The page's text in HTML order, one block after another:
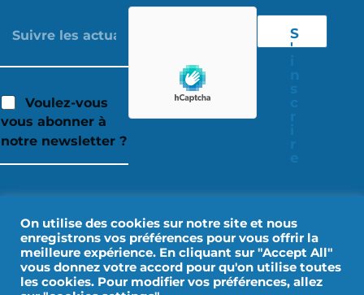
Voulez-vous
vous abonner à
notre newsletter ?
S
'
On utilise des cookies sur notre site et nous
enregistrons vos préférences pour vous offrir la
meilleure expérience. En cliquant sur "Accept All"
vous donnez votre accord pour qu'on utilise toutes
les cookies. Pour modifier vos préférences, allez